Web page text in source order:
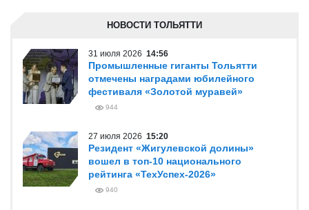
НОВОСТИ ТОЛЬЯТТИ
31 июля 2026 14:56
Промышленные гиганты Тольятти
отмечены наградами юбилейного
фестиваля «Золотой муравей»
944
27 июля 2026 15:20
Резидент «Жигулевской долины»
вошел в топ-10 национального
рейтинга «ТехУспех-2026»
940